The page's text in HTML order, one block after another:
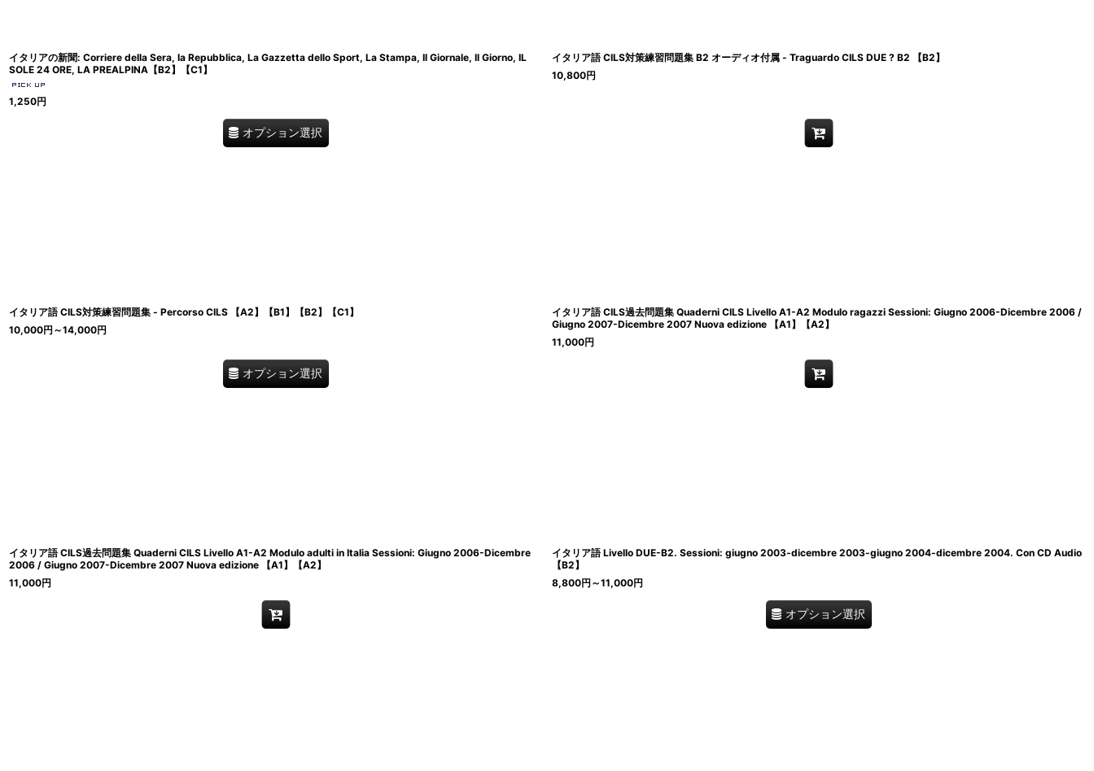
イタリアの新聞: Corriere della Sera, la Repubblica, La Gazzetta dello Sport, La Stampa, Il Giornale, Il Giorno, IL
SOLE 24 ORE, LA PREALPINA【B2】【C1】
1,250円
オプション選択
イタリア語 CILS対策練習問題集 B2 オーディオ付属 - Traguardo CILS DUE ? B2 【B2】
10,800円
イタリア語 CILS対策練習問題集 - Percorso CILS 【A2】【B1】【B2】【C1】
10,000円 ～14,000円
オプション選択
イタリア語 CILS過去問題集 Quaderni CILS Livello A1-A2 Modulo ragazzi Sessioni: Giugno 2006-Dicembre 2006 /
Giugno 2007-Dicembre 2007 Nuova edizione 【A1】【A2】
11,000円
イタリア語 CILS過去問題集 Quaderni CILS Livello A1-A2 Modulo adulti in Italia Sessioni: Giugno 2006-Dicembre
2006 / Giugno 2007-Dicembre 2007 Nuova edizione 【A1】【A2】
11,000円
イタリア語 Livello DUE-B2. Sessioni: giugno 2003-dicembre 2003-giugno 2004-dicembre 2004. Con CD Audio
【B2】
8,800円 ～11,000円
オプション選択